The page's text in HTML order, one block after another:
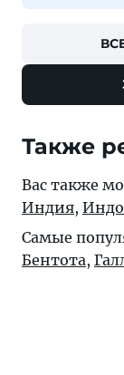
Также
Вас также
Индия,
Самые
Бентота,